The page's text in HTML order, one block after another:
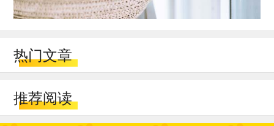
热门文章
推荐阅读